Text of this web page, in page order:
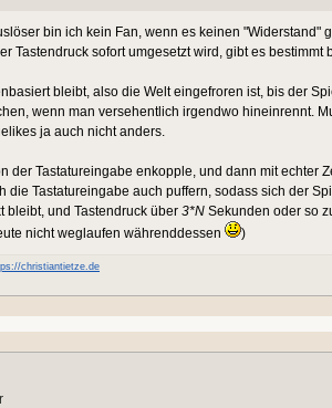
bin ich kein Fan, wenn es keinen "Widerstand"
Tastendruck sofort umgesetzt wird, gibt es bestimmt
bleibt, also die Welt eingefroren ist, bis der
wenn man versehentlich irgendwo hineinrennt.
ja auch nicht anders.
der Tastatureingabe enkopple, und dann mit echter
die Tastatureingabe auch puffern, sodass sich der
bleibt, und Tastendruck über 3*N Sekunden oder so
nicht weglaufen währenddessen
)
christiantietze.de